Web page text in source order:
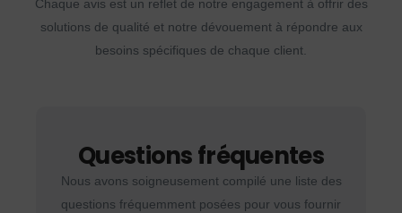
Chaque avis est un reflet de notre engagement à offrir des
solutions de qualité et notre dévouement à répondre aux
besoins spécifiques de chaque client.
Questions fréquentes
Nous avons soigneusement compilé une liste des
questions fréquemment posées pour vous fournir